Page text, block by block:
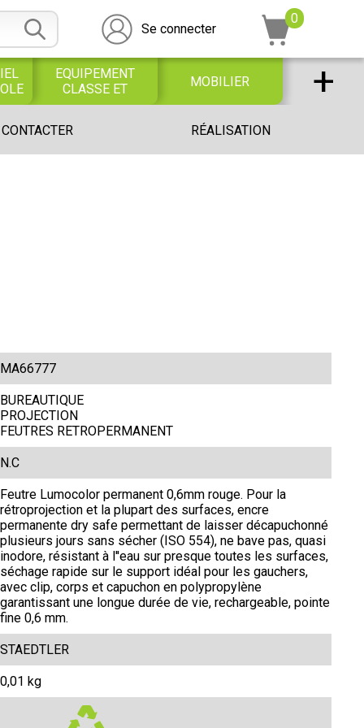
Se connecter
0
EQUIPEMENT
CLASSE ET
BUREAU
MOBILIER
PROFESSIONNEL
UNIVERS PETITE
ENFANCE
+
RÉALISATION
MA66777
BUREAUTIQUE
PROJECTION
FEUTRES RETROPERMANENT
N.C
Feutre Lumocolor permanent 0,6mm rouge. Pour la
rétroprojection et la plupart des surfaces, encre
permanente dry safe permettant de laisser décapuchonné
plusieurs jours sans sécher (ISO 554), ne bave pas, quasi
inodore, résistant à l''eau sur presque toutes les surfaces,
séchage rapide sur le support idéal pour les gauchers,
avec clip, corps et capuchon en polypropylène
garantissant une longue durée de vie, rechargeable, pointe
fine 0,6 mm.
STAEDTLER
0,01 kg